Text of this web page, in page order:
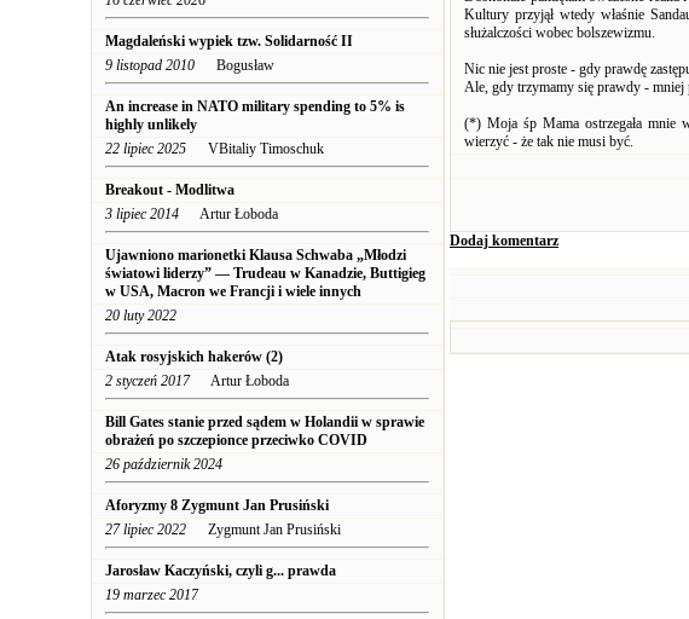
Magdaleński wypiek tzw. Solidarność II
9 listopad 2010 Bogusław
An increase in NATO military spending to 5% is
highly unlikely
22 lipiec 2025 VBitaliy Timoschuk
Breakout - Modlitwa
3 lipiec 2014 Artur Łoboda
Ujawniono marionetki Klausa Schwaba „Młodzi
światowi liderzy” — Trudeau w Kanadzie, Buttigieg
w USA, Macron we Francji i wiele innych
20 luty 2022
Atak rosyjskich hakerów (2)
2 styczeń 2017Artur Łoboda
Bill Gates stanie przed sądem w Holandii w sprawie
obrażeń po szczepionce przeciwko COVID
26 październik 2024
Aforyzmy 8 Zygmunt Jan Prusiński
27 lipiec 2022 Zygmunt Jan Prusiński
Jarosław Kaczyński, czyli g... prawda
19 marzec 2017
Kultury przyjął wtedy właśnie
służalczości wobec bolszewizmu.
Nic nie jest proste - gdy prawdę
Ale, gdy trzymamy się prawdy - mniej
(*) Moja śp Mama ostrzegała mnie
wierzyć - że tak nie musi być.
Dodaj komentarz